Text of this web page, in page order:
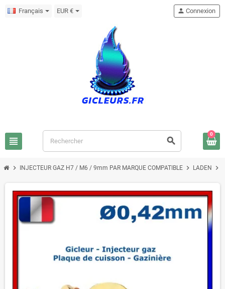
Français EUR €
view_headline search
person Connexion
0
chevron_right INJECTEUR GAZ H7 / M6 / 9mm PAR MARQUE COMPATIBLE chevron_right LADEN chevron_right